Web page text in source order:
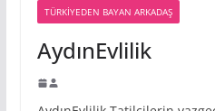
TÜRKIYEDEN BAYAN ARKADAŞ
AydınEvlilik